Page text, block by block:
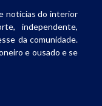
notícias do interior
independente,
da comunidade.
e ousado e se